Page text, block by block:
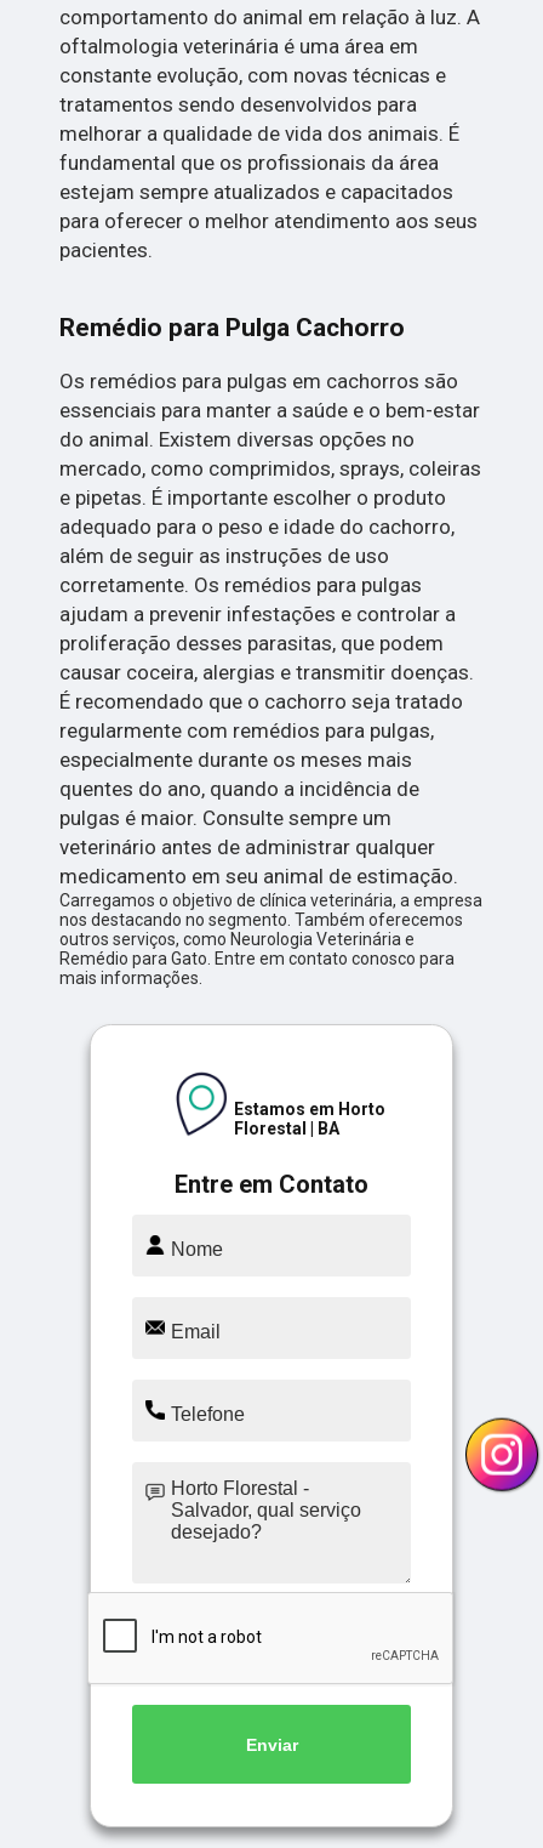
comportamento do animal em relação à luz. A
oftalmologia veterinária é uma área em
constante evolução, com novas técnicas e
tratamentos sendo desenvolvidos para
melhorar a qualidade de vida dos animais. É
fundamental que os profissionais da área
estejam sempre atualizados e capacitados
para oferecer o melhor atendimento aos seus
pacientes.
Remédio para Pulga Cachorro
Os remédios para pulgas em cachorros são
essenciais para manter a saúde e o bem-estar
do animal. Existem diversas opções no
mercado, como comprimidos, sprays, coleiras
e pipetas. É importante escolher o produto
adequado para o peso e idade do cachorro,
além de seguir as instruções de uso
corretamente. Os remédios para pulgas
ajudam a prevenir infestações e controlar a
proliferação desses parasitas, que podem
causar coceira, alergias e transmitir doenças.
É recomendado que o cachorro seja tratado
regularmente com remédios para pulgas,
especialmente durante os meses mais
quentes do ano, quando a incidência de
pulgas é maior. Consulte sempre um
veterinário antes de administrar qualquer
medicamento em seu animal de estimação.
Carregamos o objetivo de clínica veterinária, a empresa
nos destacando no segmento. Também oferecemos
outros serviços, como Neurologia Veterinária e
Remédio para Gato. Entre em contato conosco para
mais informações.
Entre em Contato
Estamos em Horto
Florestal | BA
Enviar